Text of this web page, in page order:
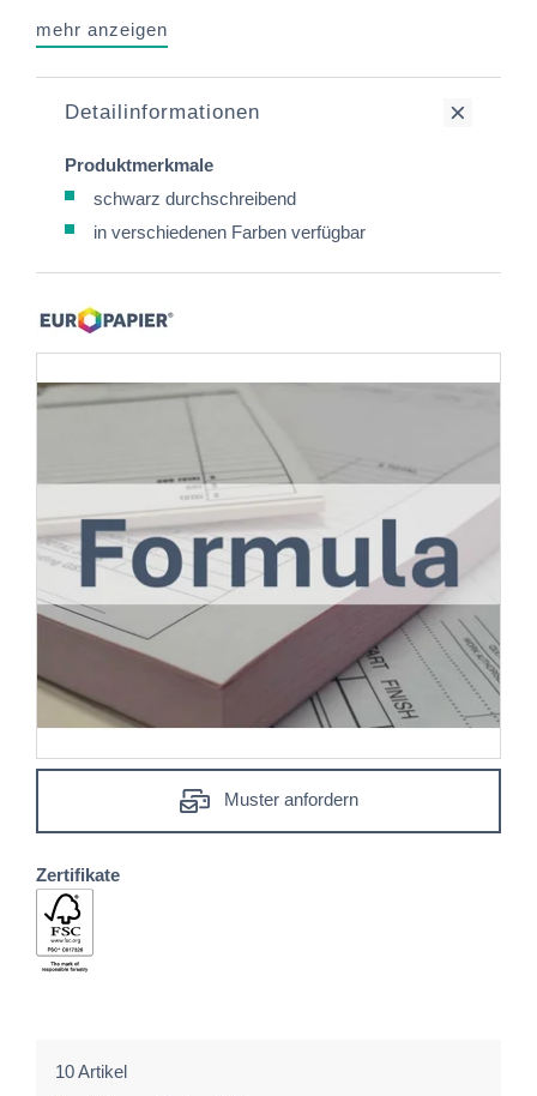
mehr anzeigen
Detailinformationen
Produktmerkmale
schwarz durchschreibend
in verschiedenen Farben verfügbar
Muster anfordern
Zertifikate
10 Artikel